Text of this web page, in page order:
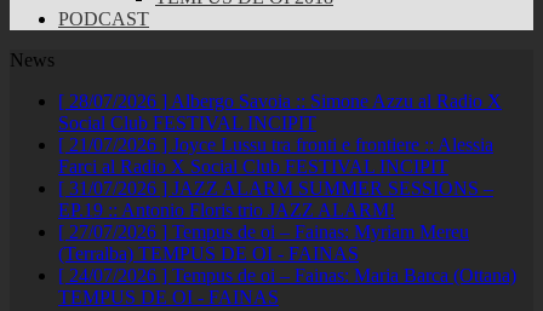
PODCAST
News
[ 28/07/2026 ] Albergo Savoia :: Simone Azzu al Radio X
Social Club FESTIVAL INCIPIT
[ 21/07/2026 ] Joyce Lussu tra fronti e frontiere :: Alessia
Farci al Radio X Social Club FESTIVAL INCIPIT
[ 31/07/2026 ] JAZZ ALARM SUMMER SESSIONS –
EP.19 :: Antonio Floris trio JAZZ ALARM!
[ 27/07/2026 ] Tempus de oi – Fainas: Myriam Mereu
(Terralba) TEMPUS DE OI - FAINAS
[ 24/07/2026 ] Tempus de oi – Fainas: Maria Barca (Ottana)
TEMPUS DE OI - FAINAS